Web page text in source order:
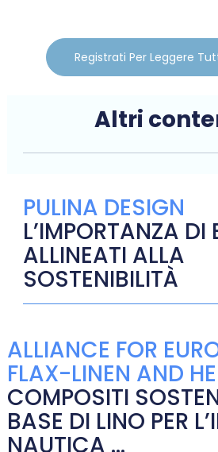
Registrati Per Leggere
Altri
PULINA DESIGN
L’IMPORTANZA DI
ALLINEATI ALLA
SOSTENIBILITÀ
ALLIANCE FOR
FLAX-LINEN AND
COMPOSITI
BASE DI LINO PER
NAUTICA ...